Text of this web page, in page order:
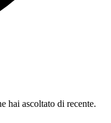
hai ascoltato di recente.